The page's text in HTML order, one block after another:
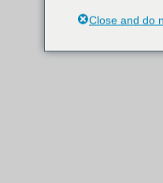
Close and do